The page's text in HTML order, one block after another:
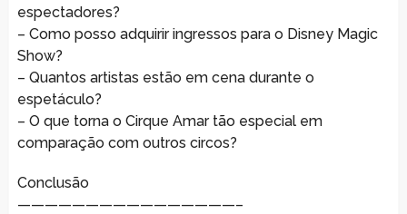
espectadores?
– Como posso adquirir ingressos para o Disney Magic
Show?
– Quantos artistas estão em cena durante o
espetáculo?
– O que torna o Cirque Amar tão especial em
comparação com outros circos?
Conclusão
————————————————–